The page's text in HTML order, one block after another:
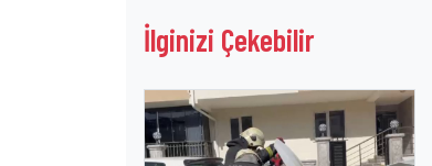
İlginizi Çekebilir